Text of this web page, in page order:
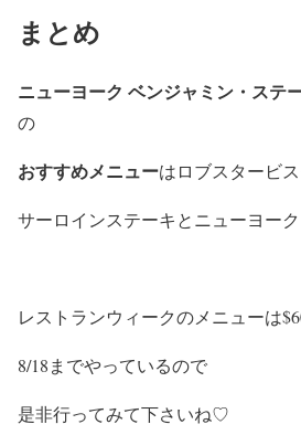
まとめ
ニューヨーク ベンジャミン・ステ
の
おすすめメニューはロブスタービ
サーロインステーキとニューヨーク
レストランウィークのメニューは
8/18までやっているので
是非行ってみて下さいね♡